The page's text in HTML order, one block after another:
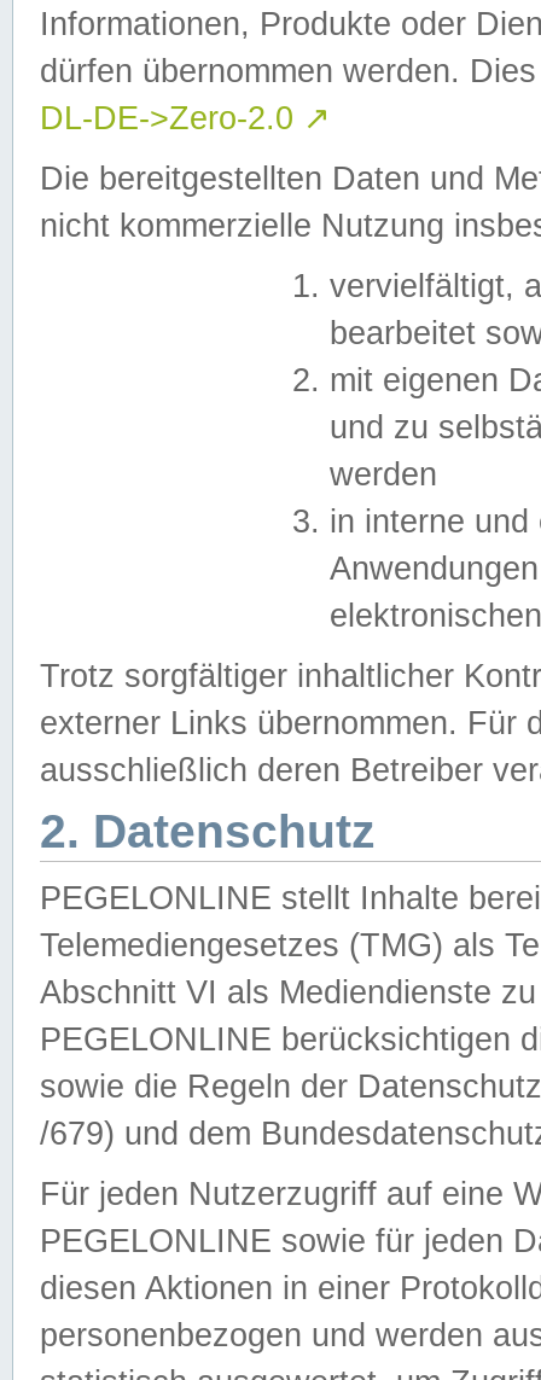
Informationen, Produkte oder
dürfen übernommen werden.
DL-DE->Zero-2.0 ↗
Die bereitgestellten Daten und
nicht kommerzielle Nutzung
vervielfältigt,
bearbeitet
mit eigenen
und zu
werden
in interne
Trotz sorgfältiger inhaltlicher
externer Links übernommen. Für
ausschließlich deren Betreiber
2. Datenschutz
PEGELONLINE stellt Inhalte
Telemediengesetzes (TMG) als
Abschnitt VI als Mediendienste
PEGELONLINE berücksichtigen
sowie die Regeln der
/679) und dem
Für jeden Nutzerzugriff auf eine
PEGELONLINE sowie für jeden
diesen Aktionen in einer
personenbezogen und werden